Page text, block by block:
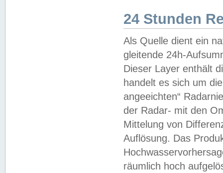
24 Stunden
Als Quelle dient ein
gleitende 24h-
Dieser Layer enthält
handelt es sich um
angeeichten“
der Radar- mit den
Mittelung von
Auflösung. Das
räumlich hoch